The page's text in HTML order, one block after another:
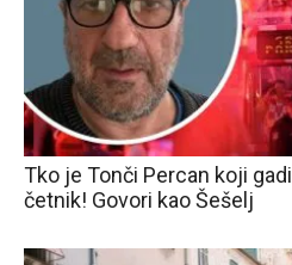
Tko je Tonči Percan koji
četnik! Govori kao Šešelj